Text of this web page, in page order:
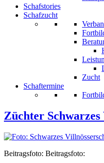
Schafstories
Schafzucht
Zucht
Schaftermine
Züchter
Beitragsfoto: Beitragsfoto: